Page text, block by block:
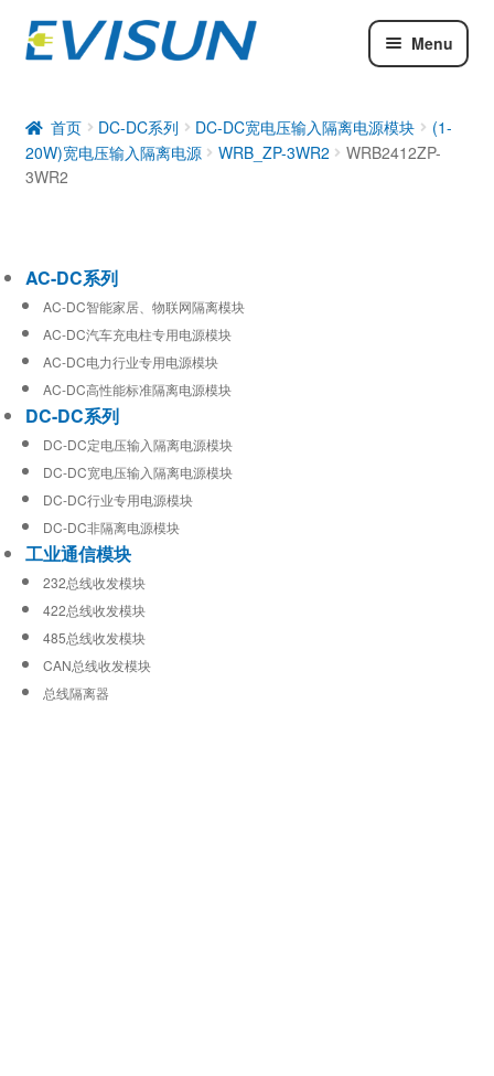
Menu
DC-DC系列
工业通信模块
首页 DC-DC系列 DC-DC宽电压输入隔离电源模块
(1-
20W)宽电压输入隔离电源
WRB_ZP-3WR2
WRB2412ZP-
3WR2
AC-DC系列
AC-DC智能家居、物联网隔离模块
AC-DC汽车充电柱专用电源模块
AC-DC电力行业专用电源模块
AC-DC高性能标准隔离电源模块
DC-DC系列
DC-DC定电压输入隔离电源模块
DC-DC宽电压输入隔离电源模块
DC-DC行业专用电源模块
DC-DC非隔离电源模块
工业通信模块
232总线收发模块
422总线收发模块
485总线收发模块
CAN总线收发模块
总线隔离器